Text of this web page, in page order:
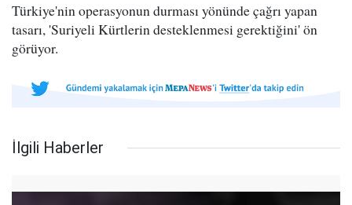
Türkiye'nin operasyonun durması yönünde çağrı yapan
tasarı, 'Suriyeli Kürtlerin desteklenmesi gerektiğini' ön
görüyor.
İlgili Haberler